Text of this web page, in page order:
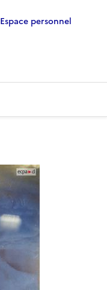
Espace personnel